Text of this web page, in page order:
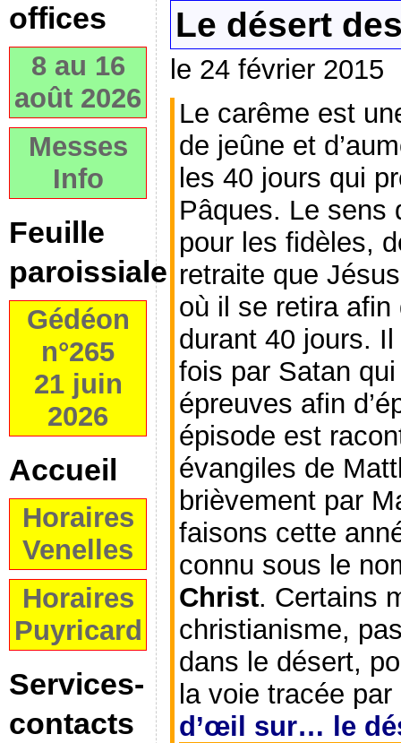
offices
8 au 16
août 2026
Messes
Info
Feuille
paroissiale
Gédéon
n°265
21 juin
2026
Accueil
Horaires
Venelles
Horaires
Puyricard
Services-
contacts
Le désert
le 24 février 2015
Le carême est
de jeûne et
les 40 jours qui
Pâques. Le sens
pour les fidèles,
retraite que
où il se retira
durant 40 jours.
fois par Satan
épreuves afin
épisode est
évangiles de
brièvement par
faisons cette
connu sous le
Christ. Certains
christianisme,
dans le désert,
la voie tracée
d’œil sur… le